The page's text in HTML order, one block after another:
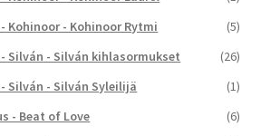
Kohinoor - Kohinoor Rytmi
(5)
Silván - Silván kihlasormukset
(26)
Silván - Silván Syleilijä
(1)
- Beat of Love
(6)